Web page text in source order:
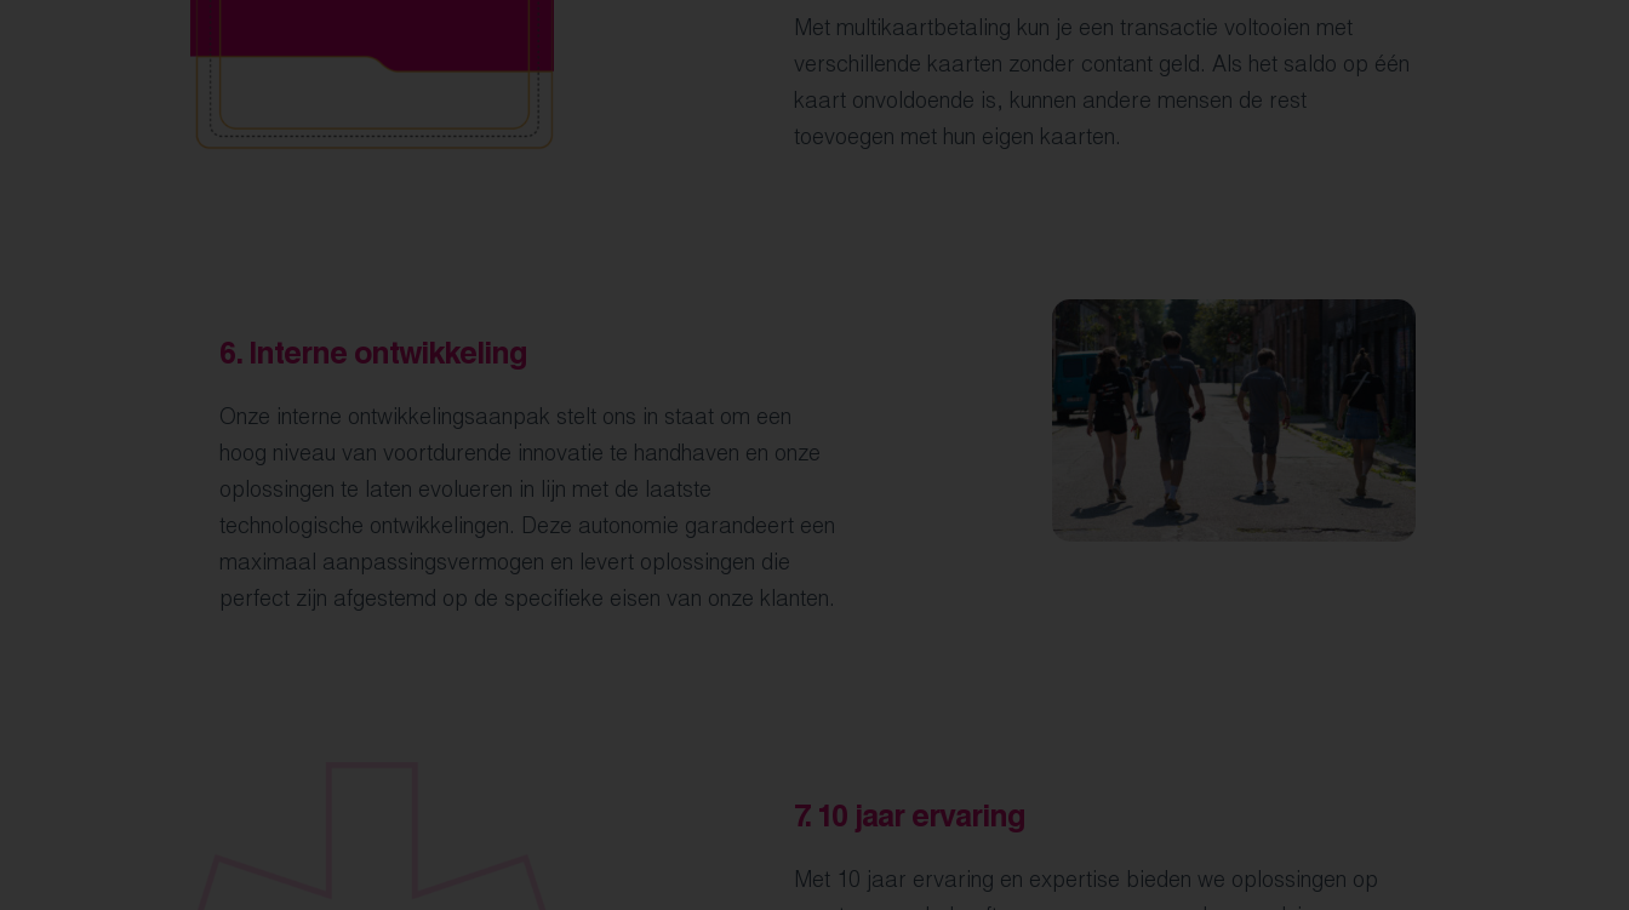
Met multikaartbetaling kun je een transactie voltooien met
verschillende kaarten zonder contant geld. Als het saldo op één
kaart onvoldoende is, kunnen andere mensen de rest
toevoegen met hun eigen kaarten.
6. Interne ontwikkeling
Onze interne ontwikkelingsaanpak stelt ons in staat om een
hoog niveau van voortdurende innovatie te handhaven en onze
oplossingen te laten evolueren in lijn met de laatste
technologische ontwikkelingen. Deze autonomie garandeert een
maximaal aanpassingsvermogen en levert oplossingen die
perfect zijn afgestemd op de specifieke eisen van onze klanten.
7. 10 jaar ervaring
Met 10 jaar ervaring en expertise bieden we oplossingen op